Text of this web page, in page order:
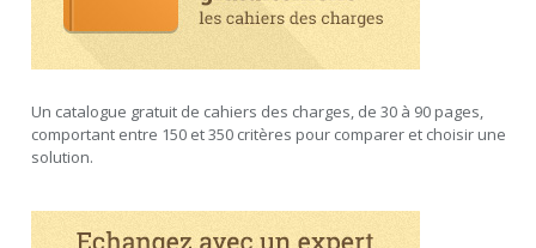
Un catalogue gratuit de cahiers des charges, de 30 à 90 pages,
comportant entre 150 et 350 critères pour comparer et choisir une
solution.